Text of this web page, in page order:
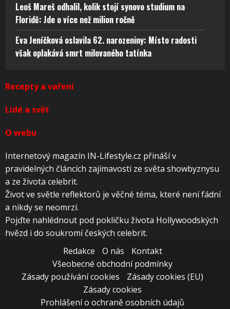
Leoš Mareš odhalil, kolik stojí synovo studium na
Floridě: Jde o více než milion ročně
Eva Jeníčková oslavila 62. narozeniny: Místo radosti
však oplakává smrt milovaného tatínka
Recepty a vaření
Lidé a svět
O webu
Internetový magazín IN-Lifestyle.cz přináší v
pravidelných článcích zajímavosti ze světa showbyznysu
a ze života celebrit.
Život ve světle reflektorů je věčné téma, které není fádní
a nikdy se neomrzí.
Pojďte nahlédnout pod pokličku života Hollywoodských
hvězd i do soukromí českých celebrit.
Redakce
O nás
Kontakt
Všeobecné obchodní podmínky
Zásady používání cookies
Zásady cookies (EU)
Zásady cookies
Prohlášení o ochraně osobních údajů